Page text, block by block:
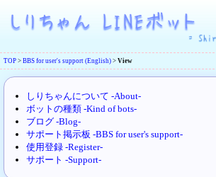
TOP > BBS for user's support (English) > View
しりちゃんについて -About-
ボットの種類 -Kind of bots-
ブログ -Blog-
サポート掲示板 -BBS for user's support-
使用登録 -Register-
サポート -Support-